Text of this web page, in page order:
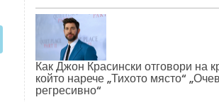
Как Джон Красински отговори на
който нарече „Тихото място“
регресивно“